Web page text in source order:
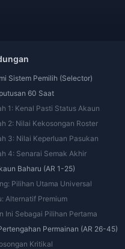
Sistem Pemilih (Selector)
60 Saat
1: Kenal Pasti Status Akaun
2: Nilai Kekosongan Roster
3: Nilai Keperluan Pasukan
4: Senarai Semak Akhir
Baharu (AR 1-25)
Pilihan Utama Universal
Alternatif Premium
Ini Sebagai Pilihan Pertama
Permainan (AR 26-45)
Kritikal